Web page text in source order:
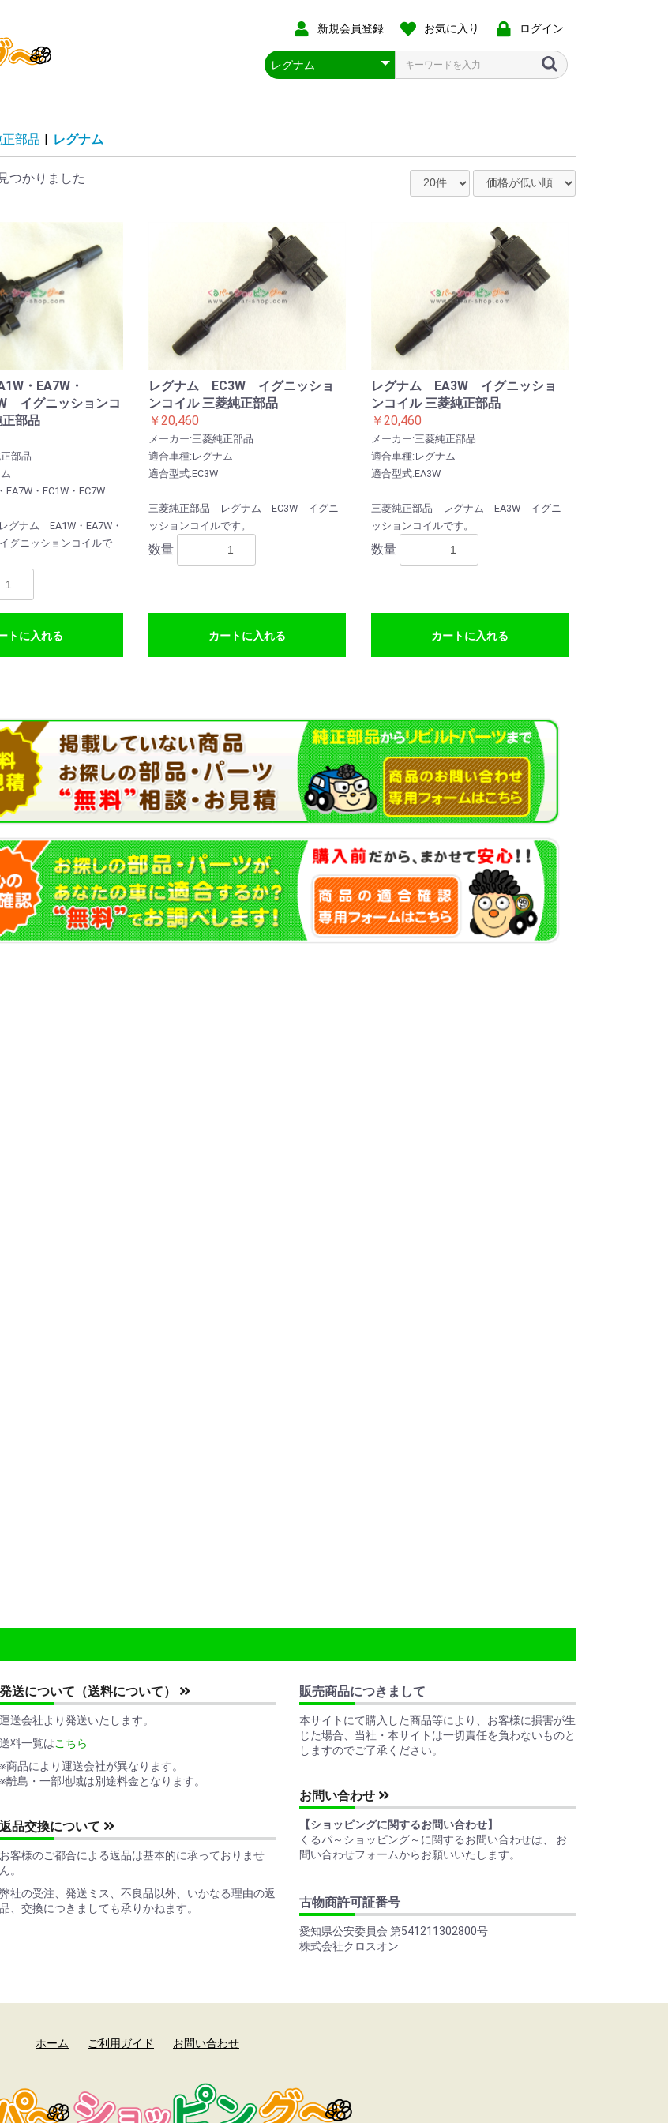
新規会員登録 お気に入り ログイン
(G-
部品 | レグナム
つかりました
・EA7W・
イグニッションコ
部品
部品
EA7W・EC1W・EC7W
ナム EA1W・EA7W・
グニッションコイルで
トに入れる
レグナム EC3W イグニッショ
ンコイル 三菱純正部品
￥20,460
メーカー:三菱純正部品
適合車種:レグナム
適合型式:EC3W
三菱純正部品 レグナム EC3W イグニ
ッションコイルです。
数量
カートに入れる
レグナム EA3W イグニッショ
ンコイル 三菱純正部品
￥20,460
メーカー:三菱純正部品
適合車種:レグナム
適合型式:EA3W
三菱純正部品 レグナム EA3W イグニ
ッションコイルです。
数量
カートに入れる
発送について（送料について）
運送会社より発送いたします。
送料一覧はこちら
※商品により運送会社が異なります。
※離島・一部地域は別途料金となります。
返品交換について
お客様のご都合による返品は基本的に承っておりませ
ん。
弊社の受注、発送ミス、不良品以外、いかなる理由の返
品、交換につきましても承りかねます。
販売商品につきまして
本サイトにて購入した商品等により、お客様に損害が生
じた場合、当社・本サイトは一切責任を負わないものと
しますのでご了承ください。
お問い合わせ
【ショッピングに関するお問い合わせ】
くるパ～ショッピング～に関するお問い合わせは、 お
問い合わせフォームからお願いいたします。
古物商許可証番号
愛知県公安委員会 第541211302800号
株式会社クロスオン
ホーム ご利用ガイド お問い合わせ